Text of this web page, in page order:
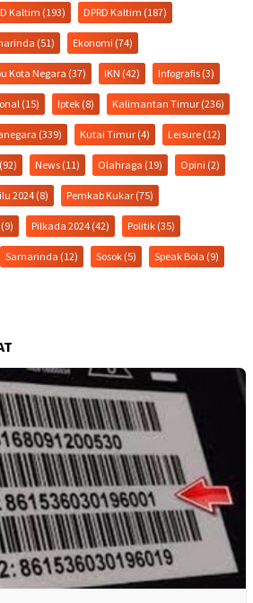
Kaltim (193) DPRD Kaltim (187)
(51) Ekonomi (74)
Kota Negara (37) IKN (42) Infografis (3)
(15) Iptek (8) Kalimantan Timur (236)
(339) Kutai Timur (4) Leisure (12)
(92) News (11) Olahraga (19) Opini (2)
2024 (8) Pemkab Kukar (75)
(9) Pilkada 2024 (42) Politik (35)
Samarinda (12) Sosok (5) Speak Bola (9)